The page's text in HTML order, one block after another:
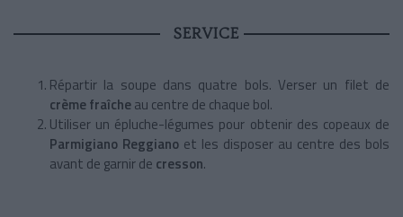
SERVICE
Répartir la soupe dans quatre bols. Verser un filet de
crème fraîcheau centre de chaque bol.
Utiliser un épluche-légumes pour obtenir des copeaux de
Parmigiano Reggiano et les disposer au centre des bols
avant de garnir de cresson.